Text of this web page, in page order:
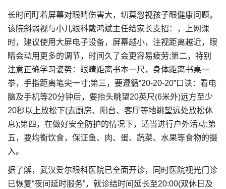
长时间盯着屏幕对眼睛伤害大，切莫忽视孩子眼健康问题。
该院斜弱视与小儿眼科戴鸿斌主任给家长支招：，上网课
时，建议使用大屏电子设备，屏幕越小，注视距离越近，眼
睛会动用更多的调节，时间久了会更容易疲劳;第二，特别
注意正确学习姿势：眼睛距离书本一尺，身体距离书桌一
拳，手指距离笔尖一寸;第三，要遵循“20-20-20”口诀：看电
脑及手机等20分钟后，要抬头眺望20英尺(6米外)远方至少
20秒以上放松下(去厨房、阳台、客厅等地眺望远处放松休
息);第四，在做好安全防护的情况下，适当进行户外活动;第
五，要均衡饮食，保证鱼、肉、蛋、蔬菜、水果等食物的摄
入。
据了解，武汉爱尔眼科医院已全面开诊，同时医院视光门诊
已恢复“夜间延时服务”，就诊结时间延长至20:00(双休日及